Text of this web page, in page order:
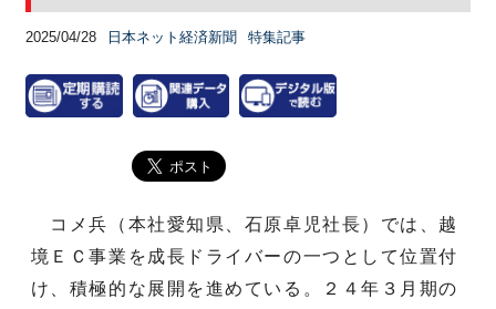
2025/04/28 日本ネット経済新聞 特集記事
コメ兵（本社愛知県、石原卓児社長）では、越
境ＥＣ事業を成長ドライバーの一つとして位置付
け、積極的な展開を進めている。２４年３月期の